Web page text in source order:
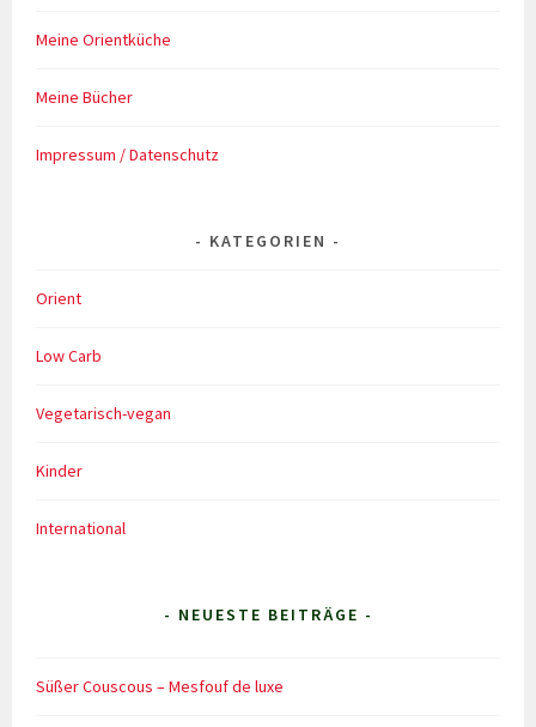
Meine Orientküche
Meine Bücher
Impressum / Datenschutz
KATEGORIEN
Orient
Low Carb
Vegetarisch-vegan
Kinder
International
- NEUESTE BEITRÄGE -
Süßer Couscous – Mesfouf de luxe